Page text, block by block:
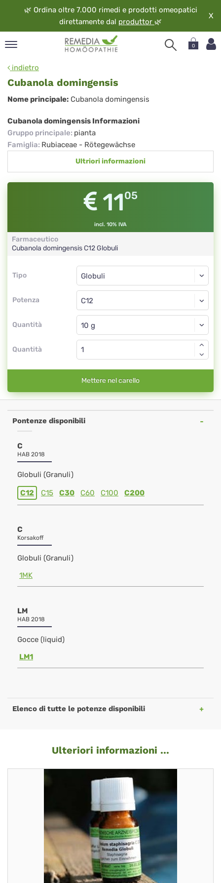
🌿 Ordina oltre 7.000 rimedi e prodotti omeopatici
direttamente dal produttor 🌿
X
0
indietro
Cubanola domingensis
Cubanola
domingensis
Nome principale: Cubanola domingensis
Cubanola domingensis Informazioni
Gruppo principale: pianta
Famiglia: Rubiaceae - Rötegewächse
Ultriori informazioni
1105
incl. 10% IVA
Farmaceutico
Cubanola domingensisC12Globuli
Tipo
Tipo
Potenza
Globuli
C12
Quantità
Globuli
Quantità
Mettere nel carello
Pontenze disponibili
C
HAB 2018
Globuli (Granuli)
C12 C15 C30 C60 C100 C200
C
Korsakoff
Globuli (Granuli)
1MK
LM
HAB 2018
Gocce (liquid)
LM1
Elenco di tutte le potenze disponibili
Ulteriori informazioni ...